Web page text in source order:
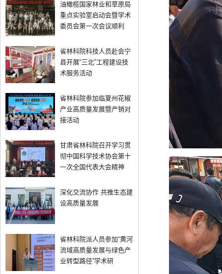
油橄榄国家林业和草原局
重点实验室启动会暨学术
委员会第一次会议顺利
省林科院科技人员赴会宁
县开展“三北”工程建设技
术服务活动
省林科院参加临夏州花椒
产业高质量发展暨产销对
接活动
甘肃省林科院召开学习贯
彻中国科学技术协会第十
一次全国代表大会精神
深化交流协作 共推生态建
设高质量发展
省林科院派人员参加“黄河
流域高质量发展与绿色产
业转型路径”学术研